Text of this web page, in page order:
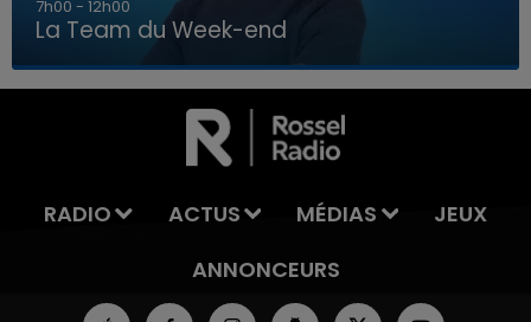
LA TEAM DU WEEK-END
7h00 - 12h00
La Team du Week-end
RADIO ACTUS MÉDIAS
JEUX
ANNONCEURS